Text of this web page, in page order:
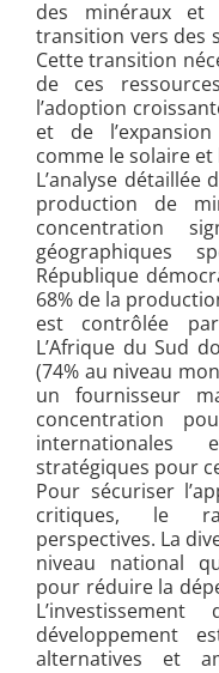
des minéraux et
transition vers des
Cette transition
de ces
l’adoption
et de
comme le solaire et
L’analyse
production de
concentration
géographiques
République
68% de la
est contrôlée
L’Afrique du Sud
(74% au niveau
un fournisseur
concentration
stratégiques pour
Pour sécuriser
critiques, le
perspectives. La
niveau national
pour réduire la
développement
alternatives et